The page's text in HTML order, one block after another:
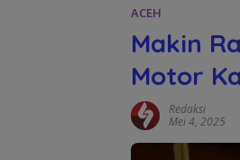
ACEH
Makin
Motor
Redaksi
Mei 4, 2025